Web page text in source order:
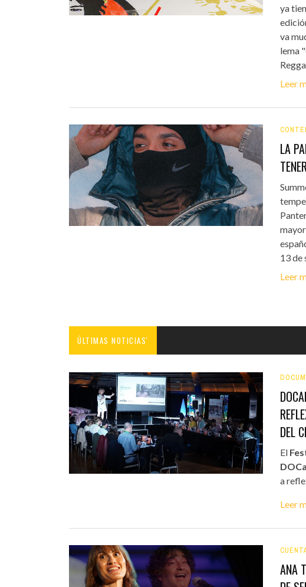
ya
va
lema
Leer
LA
13 de
Leer
ÚLTIMAS NOTICIAS'
DEL
El
a
Leer
ANA